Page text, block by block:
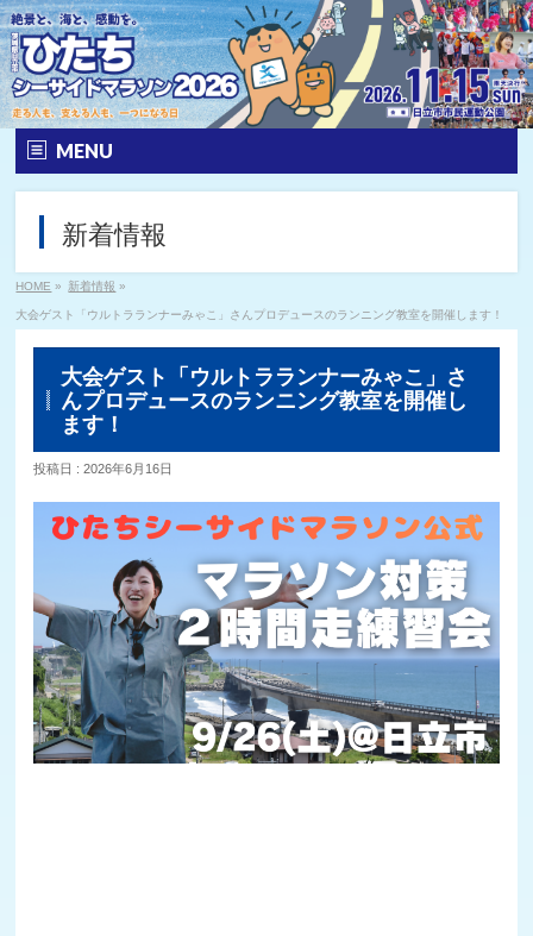
MENU
エントリー
大会の特徴
公式ロゴ
コース
参加賞等
気象状況
コース&アクセス
コース動画等
新着情報
HOME » 新着情報 »
大会ゲスト「ウルトラランナーみゃこ」さんプロデュースのランニング教室を開催します！
大会ゲスト「ウルトラランナーみゃこ」さ
んプロデュースのランニング教室を開催し
ます！
投稿日 : 2026年6月16日